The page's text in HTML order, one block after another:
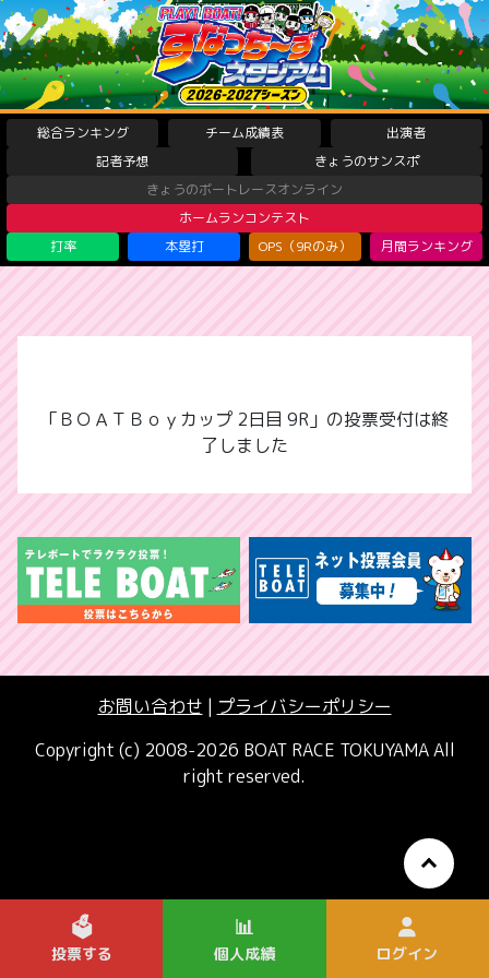
総合ランキング チーム成績表
出演者
記者予想
きょうのサンスポ
きょうのボートレースオンライン
ホームランコンテスト
打率
本塁打 OPS（9Rのみ） 月間ランキング
「ＢＯＡＴＢｏｙカップ 2日目 9R」の投票受付は終
了しました
お問い合わせ | プライバシーポリシー
Copyright (c) 2008-2026 BOAT RACE TOKUYAMA All
right reserved.
🗳️
投票する
📊
個人成績 ログイン